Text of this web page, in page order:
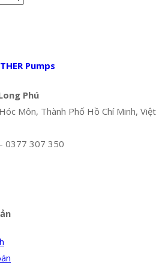
Pumps
Phú
Môn, Thành Phố Hồ Chí Minh, Việt
0377 307 350